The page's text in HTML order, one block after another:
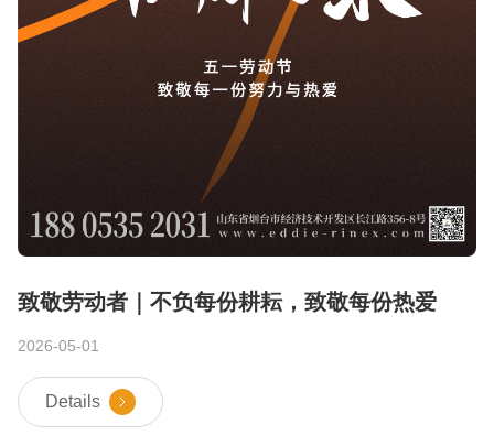
致敬劳动者｜不负每份耕耘，致敬每份热爱
2026-05-01
Details